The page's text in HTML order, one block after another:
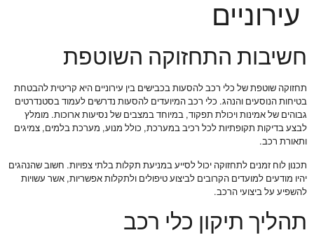
עירוניים
חשיבות התחזוקה השוטפת
תחזוקה שוטפת של כלי רכב להסעות בכבישים בין עירוניים היא קריטית להבטחת
בטיחות הנוסעים והנהג. כלי רכב המיועדים להסעות נדרשים לעמוד בסטנדרטים
גבוהים של אמינות ויכולת תפקוד, במיוחד במצבים של נסיעות ארוכות. מומלץ
לבצע בדיקות תקופתיות לכל רכיב במערכת, כולל מנוע, מערכת בלמים, צמיגים
ותאורת רכב.
תכנון לוח זמנים לתחזוקה יכול לסייע במניעת תקלות בלתי צפויות. חשוב שהנהגים
יהיו מודעים למועדים הקרובים לביצוע טיפולים ולתקלות אפשריות, אשר עשויות
להשפיע על ביצועי הרכב.
תהליך תיקון כלי רכב